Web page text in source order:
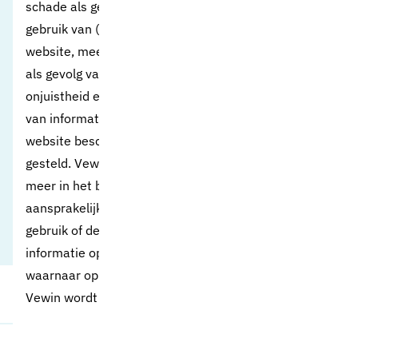
schade als gevolg van het
gebruik van (informatie op) de
website, meer in het bijzonder
als gevolg van de eventuele
onjuistheid en/of onvolledigheid
van informatie die op of via deze
website beschikbaar wordt
gesteld. Vewin aanvaardt voorts
meer in het bijzonder geen
aansprakelijkheid inzake het
gebruik of de inhoud van
informatie op internetpagina’s
waarnaar op de website van
Vewin wordt verwezen.